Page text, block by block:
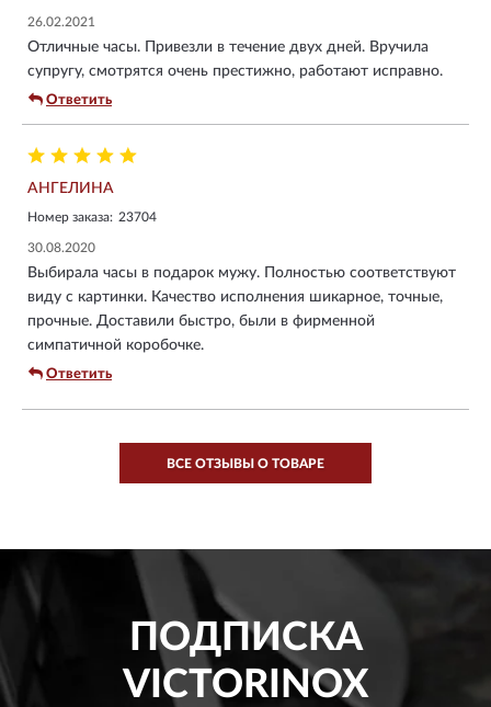
26.02.2021
Отличные часы. Привезли в течение двух дней. Вручила
супругу, смотрятся очень престижно, работают исправно.
Ответить
АНГЕЛИНА
Номер заказа: 23704
30.08.2020
Выбирала часы в подарок мужу. Полностью соответствуют
виду с картинки. Качество исполнения шикарное, точные,
прочные. Доставили быстро, были в фирменной
симпатичной коробочке.
Ответить
ВСЕ ОТЗЫВЫ О ТОВАРЕ
ПОДПИСКА
VICTORINOX